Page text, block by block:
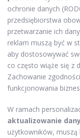
ochronie danych
przedsiębiorstwa
przetwarzanie ich
reklam muszą być w
aby dostosowywać
co często wiąże się z
Zachowanie
funkcjonowania
W ramach
aktualizowanie
użytkowników,